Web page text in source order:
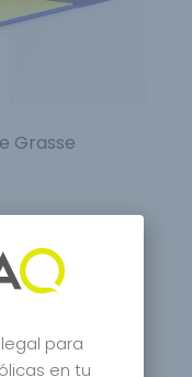
Grasse
para
en tu